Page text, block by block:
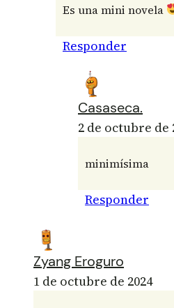
Es una mini novela
Responder
Casaseca.
2 de octubre de
minimísima
Responder
Zyang Eroguro
1 de octubre de 2024